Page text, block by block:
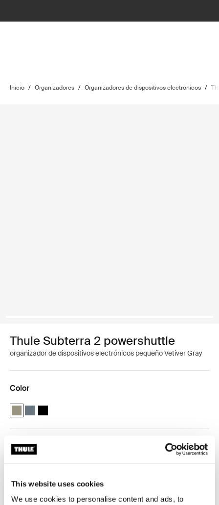
This website uses cookies
We use cookies to personalise content and ads, to
Inicio / Organizadores / Organizadores de dispositivos electrónicos /
Thule Subterra 2 powershuttle
organizador de dispositivos electrónicos pequeño Vetiver Gray
Color
Thule Subterra powershuttle small Gris vetiver (selected)
Thule Subterra powershuttle small Pizarra oscura
Thule Subterra powershuttle small Negro